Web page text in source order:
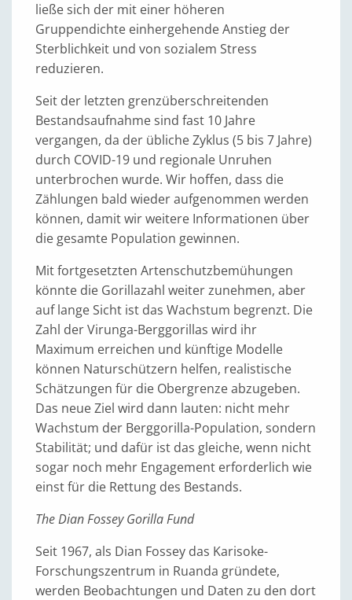
ließe sich der mit einer höheren
Gruppendichte einhergehende Anstieg der
Sterblichkeit und von sozialem Stress
reduzieren.
Seit der letzten grenzüberschreitenden
Bestandsaufnahme sind fast 10 Jahre
vergangen, da der übliche Zyklus (5 bis 7 Jahre)
durch COVID-19 und regionale Unruhen
unterbrochen wurde. Wir hoffen, dass die
Zählungen bald wieder aufgenommen werden
können, damit wir weitere Informationen über
die gesamte Population gewinnen.
Mit fortgesetzten Artenschutzbemühungen
könnte die Gorillazahl weiter zunehmen, aber
auf lange Sicht ist das Wachstum begrenzt. Die
Zahl der Virunga-Berggorillas wird ihr
Maximum erreichen und künftige Modelle
können Naturschützern helfen, realistische
Schätzungen für die Obergrenze abzugeben.
Das neue Ziel wird dann lauten: nicht mehr
Wachstum der Berggorilla-Population, sondern
Stabilität; und dafür ist das gleiche, wenn nicht
sogar noch mehr Engagement erforderlich wie
einst für die Rettung des Bestands.
The Dian Fossey Gorilla Fund
Seit 1967, als Dian Fossey das Karisoke-
Forschungszentrum in Ruanda gründete,
werden Beobachtungen und Daten zu den dort